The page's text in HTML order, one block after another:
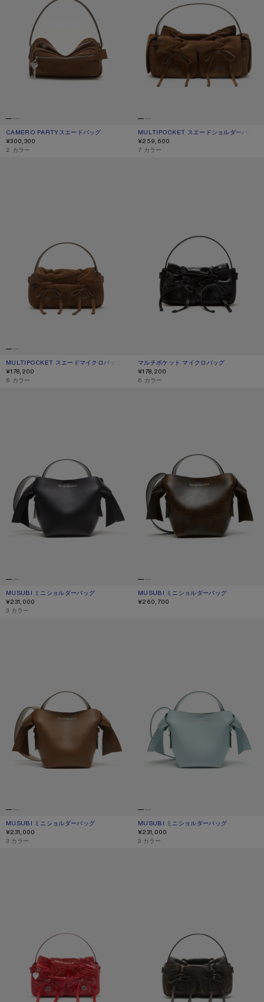
CAMERO PARTYスエードバッグ
現在の色： コニャックブラウン
価格: ¥300,300.
¥300,300
,2 カラー
MULTIPOCKET スエードショルダーバッグ
現在の色： コニャックブラウン
価格: ¥259,600.
¥259,600
,7 カラー
MULTIPOCKET スエードマイクロバッグ
現在の色： コニャックブラウン
価格: ¥178,200.
¥178,200
,6 カラー
マルチポケット マイクロバッグ
現在の色： ブラック
価格: ¥178,200.
¥178,200
,6 カラー
MUSUBI ミニショルダーバッグ
現在の色： ブラック
価格: ¥231,000.
¥231,000
,3 カラー
MUSUBI ミニショルダーバッグ
現在の色： オークルイエロー
価格: ¥260,700.
¥260,700
MUSUBI ミニショルダーバッグ
現在の色： キャメルブラウン
価格: ¥231,000.
¥231,000
,3 カラー
MUSUBI ミニショルダーバッグ
現在の色： ダスティブルー
価格: ¥231,000.
¥231,000
,3 カラー